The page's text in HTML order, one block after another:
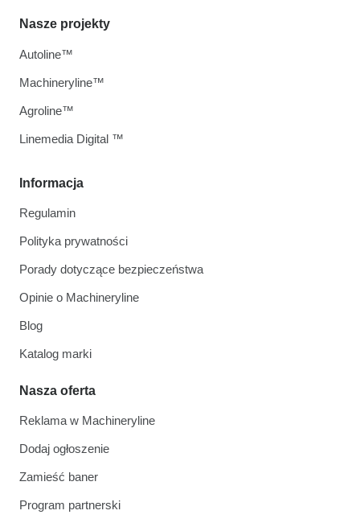
Informacja
Regulamin
Polityka prywatności
Porady dotyczące bezpieczeństwa
Opinie o Machineryline
Blog
Katalog marki
Nasza oferta
Reklama w Machineryline
Dodaj ogłoszenie
Zamieść baner
Program partnerski
Nasze projekty
Autoline™
Machineryline™
Agroline™
Linemedia Digital ™